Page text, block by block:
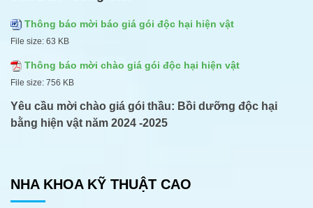
Thông báo mời báo giá gói độc hại hiện vật
File size: 63 KB
Thông báo mời chào giá gói độc hại hiện vật
File size: 756 KB
Yêu cầu mời chào giá gói thầu: Bồi dưỡng độc hại
bằng hiện vật năm 2024 -2025
NHA KHOA KỸ THUẬT CAO